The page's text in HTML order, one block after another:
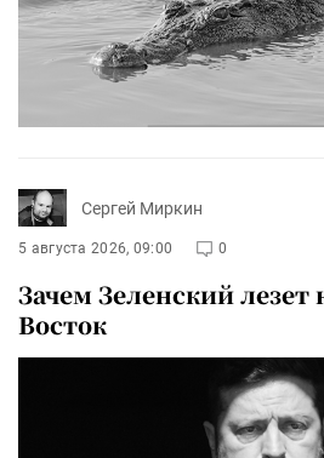
Сергей Миркин
5 августа 2026, 09:00 0
Зачем Зеленский
Восток